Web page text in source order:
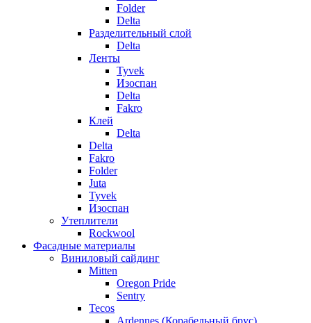
Folder
Delta
Разделительный слой
Delta
Ленты
Tyvek
Изоспан
Delta
Fakro
Клей
Delta
Delta
Fakro
Folder
Juta
Tyvek
Изоспан
Утеплители
Rockwool
Фасадные материалы
Виниловый сайдинг
Mitten
Oregon Pride
Sentry
Tecos